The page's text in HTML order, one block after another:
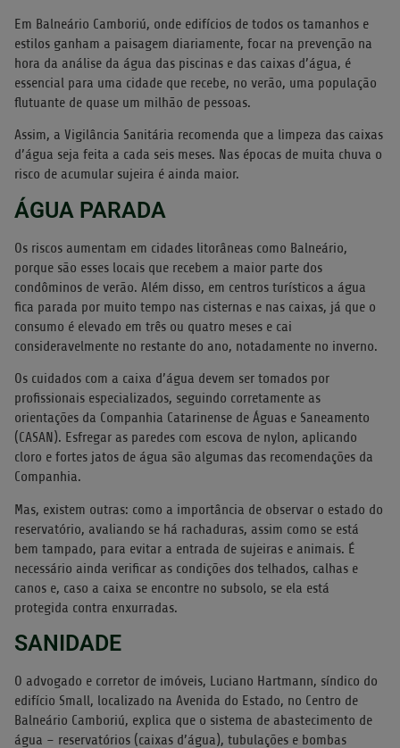
Em Balneário Camboriú, onde edifícios de todos os tamanhos e
estilos ganham a paisagem diariamente, focar na prevenção na
hora da análise da água das piscinas e das caixas d’água, é
essencial para uma cidade que recebe, no verão, uma população
flutuante de quase um milhão de pessoas.
Assim, a Vigilância Sanitária recomenda que a limpeza das caixas
d’água seja feita a cada seis meses. Nas épocas de muita chuva o
risco de acumular sujeira é ainda maior.
ÁGUA PARADA
Os riscos aumentam em cidades litorâneas como Balneário,
porque são esses locais que recebem a maior parte dos
condôminos de verão. Além disso, em centros turísticos a água
fica parada por muito tempo nas cisternas e nas caixas, já que o
consumo é elevado em três ou quatro meses e cai
consideravelmente no restante do ano, notadamente no inverno.
Os cuidados com a caixa d’água devem ser tomados por
profissionais especializados, seguindo corretamente as
orientações da Companhia Catarinense de Águas e Saneamento
(CASAN). Esfregar as paredes com escova de nylon, aplicando
cloro e fortes jatos de água são algumas das recomendações da
Companhia.
Mas, existem outras: como a importância de observar o estado do
reservatório, avaliando se há rachaduras, assim como se está
bem tampado, para evitar a entrada de sujeiras e animais. É
necessário ainda verificar as condições dos telhados, calhas e
canos e, caso a caixa se encontre no subsolo, se ela está
protegida contra enxurradas.
SANIDADE
O advogado e corretor de imóveis, Luciano Hartmann, síndico do
edifício Small, localizado na Avenida do Estado, no Centro de
Balneário Camboriú, explica que o sistema de abastecimento de
água – reservatórios (caixas d’água), tubulações e bombas